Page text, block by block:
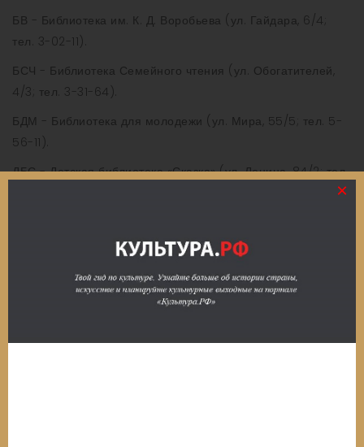
БВ - Библиотека им. К. Д. Воробьева (ул. Гайдара, 6/4;
тел. 3-02-11).
БСЧ - Библиотека Семейного чтения (ул. Обогатителей,
4/3; тел. 3-31-64).
БДМ - Библиотека для молодежи (ул. Мира, 55/5; тел. 5-
56-11).
ДБС - Детская библиотека «Сказка» (ул. Ленина, 84/2; тел.
ключик» (ул. Курская, 70/2; тел. 3-43-11).
БЦ - Библиоцентр (ул. Жукова, 12; тел. 5-18-39).
Бюллютень Новых Поступлений. Вып. 82. Июль-
×